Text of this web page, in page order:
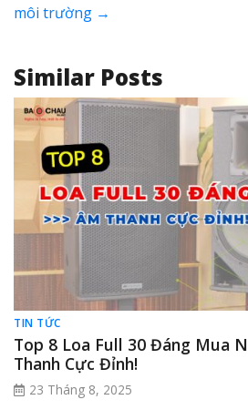
môi trường →
Similar Posts
TIN TỨC
Top 8 Loa Full 30 Đáng Mua
Thanh Cực Đỉnh!
23 Tháng 8, 2025